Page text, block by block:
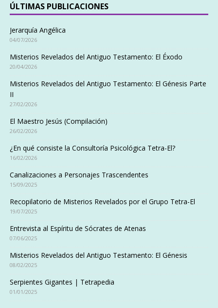
ÚLTIMAS PUBLICACIONES
Jerarquía Angélica
04/07/2026
Misterios Revelados del Antiguo Testamento: El Éxodo
20/04/2026
Misterios Revelados del Antiguo Testamento: El Génesis Parte
II
27/02/2026
El Maestro Jesús (Compilación)
26/02/2026
¿En qué consiste la Consultoría Psicológica Tetra-El?
16/02/2026
Canalizaciones a Personajes Trascendentes
15/09/2025
Recopilatorio de Misterios Revelados por el Grupo Tetra-El
19/07/2025
Entrevista al Espíritu de Sócrates de Atenas
07/06/2025
Misterios Revelados del Antiguo Testamento: El Génesis
08/02/2025
Serpientes Gigantes | Tetrapedia
01/01/2025